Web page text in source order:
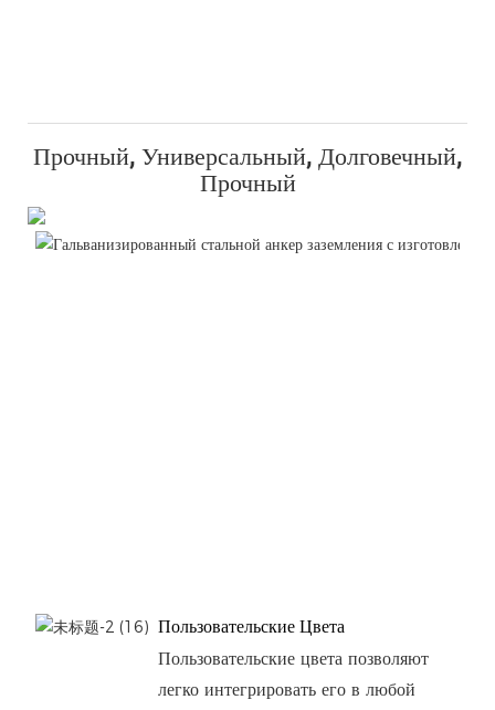
Прочный, Универсальный, Долговечный,
Прочный
Пользовательские Цвета
Пользовательские цвета позволяют
легко интегрировать его в любой